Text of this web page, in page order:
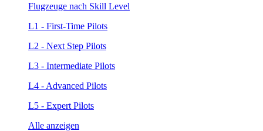
Flugzeuge nach Skill Level
L1 - First-Time Pilots
L2 - Next Step Pilots
L3 - Intermediate Pilots
L4 - Advanced Pilots
L5 - Expert Pilots
Alle anzeigen